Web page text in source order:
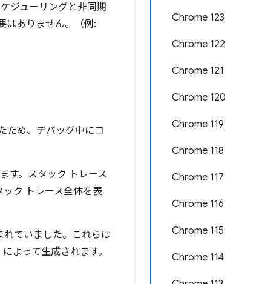
Chrome 123
Chrome 122
Chrome 121
Chrome 120
Chrome 119
Chrome 118
Chrome 117
Chrome 116
Chrome 115
Chrome 114
ジューリングと非同期
はありません。（例:
ため、デバッグ中にコ
す。スタック トレース
ク トレース全体を表
ていました。これらは
よって生成されます。